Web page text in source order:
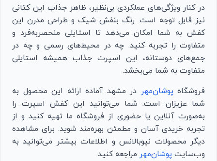
در کنار ویژگی‌های عملکردی بی‌نظیر، ظاهر جذاب این کتانی
نیز قابل توجه است. رنگ بنفش شیک و طراحی مدرن این
کفش به شما امکان می‌دهد تا استایلی منحصربه‌فرد و
متفاوت را تجربه کنید. چه در محیط‌های رسمی و چه در
جمع‌های دوستانه، این اسپرت جذاب همیشه استایلی
متفاوت به شما می‌بخشد.
فروشگاهپوشان‌مهر در مشهد آماده ارائه این محصول به
شما عزیزان است. شما می‌توانید این کفش اسپرت را
به‌صورت آنلاین یا حضوری از فروشگاه ما تهیه کنید و از
تجربه خریدی آسان و مطمئن بهره‌مند شوید. برای مشاهده
دیگر محصولات نیوبالانس و اطلاعات بیشتر می‌توانید به
وب‌سایتپوشان‌مهر مراجعه کنید.